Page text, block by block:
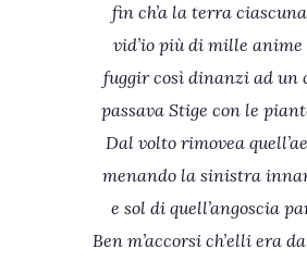
fin ch’a la terra ciascuna
vid’io più di mille
fuggir così dinanzi ad un
passava Stige con le
Dal volto rimovea
menando la sinistra
e sol di quell’angoscia
Ben m’accorsi ch’elli era